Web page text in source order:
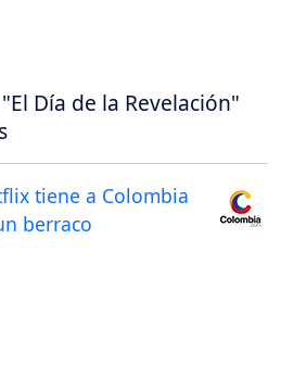
Día de la Revelación"